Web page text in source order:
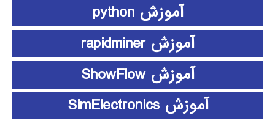
آموزش python
آموزش rapidminer
آموزش ShowFlow
آموزش SimElectronics